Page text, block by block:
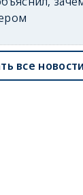
все новости